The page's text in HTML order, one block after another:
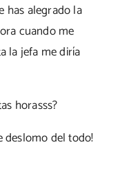
has alegrado la
cuando me
la jefa me diría
horasss?
deslomo del todo!